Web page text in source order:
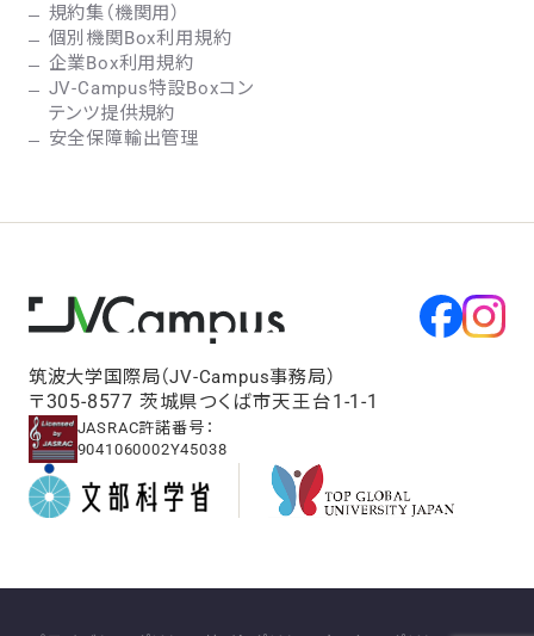
規約集（機関用）
個別機関Box利用規約
企業Box利用規約
JV-Campus特設Boxコン
テンツ提供規約
安全保障輸出管理
筑波大学国際局（JV-Campus事務局）
〒305-8577 茨城県つくば市天王台1-1-1
JASRAC許諾番号：
9041060002Y45038